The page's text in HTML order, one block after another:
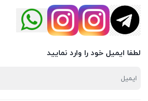
لطفا ایمیل خود را وارد نمایید